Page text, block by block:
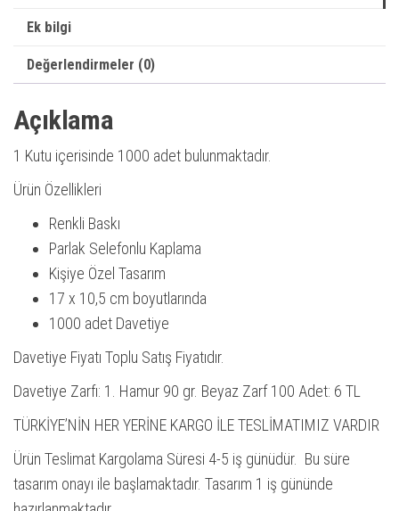
Ek bilgi
Değerlendirmeler (0)
Açıklama
1 Kutu içerisinde 1000 adet bulunmaktadır.
Ürün Özellikleri
Renkli Baskı
Parlak Selefonlu Kaplama
Kişiye Özel Tasarım
17 x 10,5 cm boyutlarında
1000 adet Davetiye
Davetiye Fiyatı Toplu Satış Fiyatıdır.
Davetiye Zarfı: 1. Hamur 90 gr. Beyaz Zarf 100 Adet: 6 TL
TÜRKİYE’NİN HER YERİNE KARGO İLE TESLİMATIMIZ VARDIR
Ürün Teslimat Kargolama Süresi 4-5 iş günüdür. Bu süre
tasarım onayı ile başlamaktadır. Tasarım 1 iş gününde